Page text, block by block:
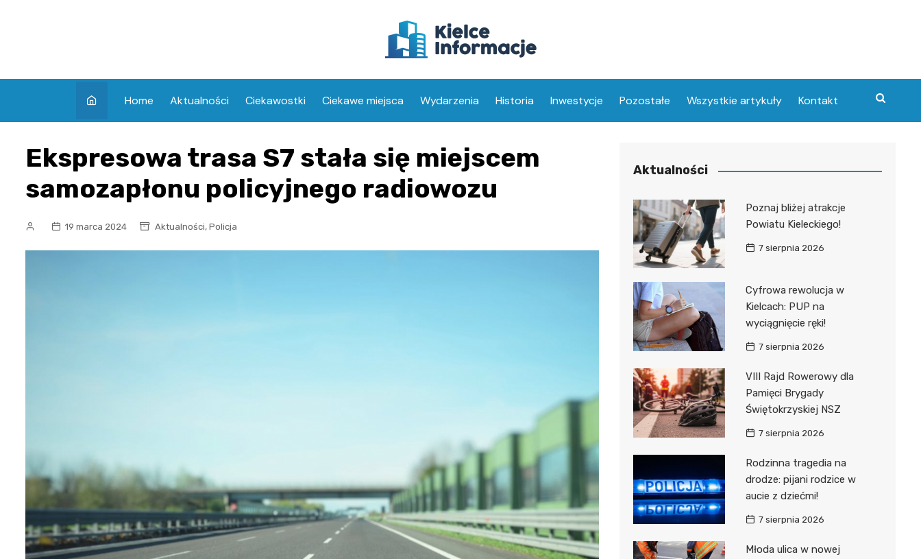
Home Aktualności Ciekawostki Ciekawe miejsca Wydarzenia Historia Inwestycje Pozostałe Wszystkie artykuły Kontakt
Ekspresowa trasa S7 stała się miejscem
samozapłonu policyjnego radiowozu
19 marca 2024 Aktualności, Policja
Aktualności
Poznaj bliżej atrakcje
Powiatu Kieleckiego!
7 sierpnia 2026
Cyfrowa rewolucja w
Kielcach: PUP na
wyciągnięcie ręki!
7 sierpnia 2026
VIII Rajd Rowerowy dla
Pamięci Brygady
Świętokrzyskiej NSZ
7 sierpnia 2026
Rodzinna tragedia na
drodze: pijani rodzice w
aucie z dziećmi!
7 sierpnia 2026
Młoda ulica w nowej